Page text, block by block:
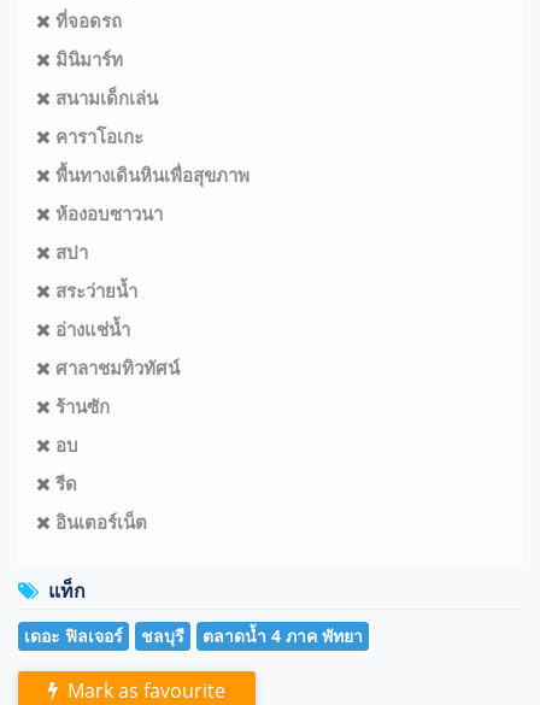
ที่จอดรถ
มินิมาร์ท
สนามเด็กเล่น
คาราโอเกะ
พื้นทางเดินหินเพื่อสุขภาพ
ห้องอบซาวนา
สปา
สระว่ายน้ำ
อ่างแช่น้ำ
ศาลาชมทิวทัศน์
ร้านซัก
อบ
รีด
อินเตอร์เน็ต
แท็ก
เดอะ ฟิลเจอร์ ชลบุรี ตลาดน้ำ 4 ภาค พัทยา
Mark as favourite